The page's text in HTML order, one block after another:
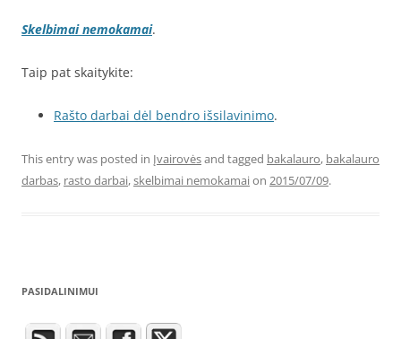
Skelbimai nemokamai.
Taip pat skaitykite:
Rašto darbai dėl bendro išsilavinimo.
This entry was posted in Įvairovėsand tagged bakalauro, bakalauro
darbas, rasto darbai,skelbimai nemokamaion 2015/07/09.
PASIDALINIMUI